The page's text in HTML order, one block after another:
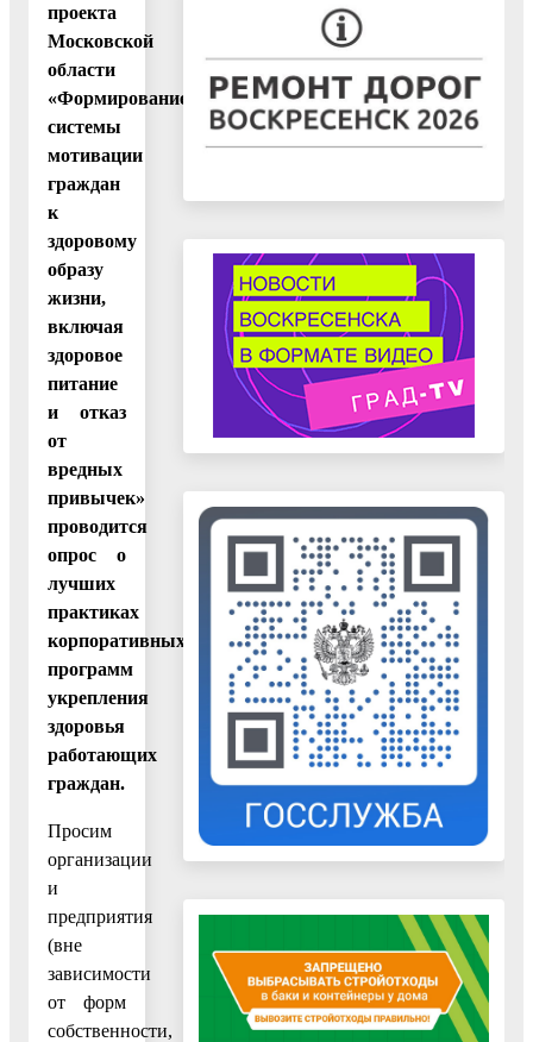
проекта
Московской
области
«Формирование
системы
мотивации
граждан
к
здоровому
образу
жизни,
включая
здоровое
питание
и отказ
от
вредных
привычек»
проводится
опрос о
лучших
практиках
корпоративных
программ
укрепления
здоровья
работающих
граждан.
Просим
организации
и
предприятия
(вне
зависимости
от форм
собственности,